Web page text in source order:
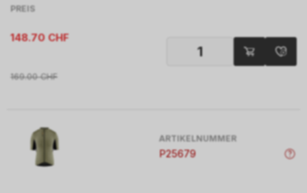
PREIS
148.70 CHF
169.00 CHF
ARTIKELNUMMER
P25679